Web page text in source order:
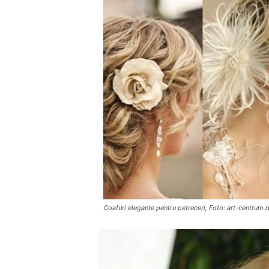
Coafuri elegante pentru petreceri, Foto: art-